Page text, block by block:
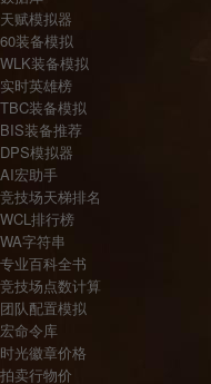
天赋模拟器
60装备模拟
WLK装备模拟
实时英雄榜
TBC装备模拟
BIS装备推荐
DPS模拟器
AI宏助手
竞技场天梯排名
WCL排行榜
WA字符串
专业百科全书
竞技场点数计算
团队配置模拟
宏命令库
时光徽章价格
拍卖行物价